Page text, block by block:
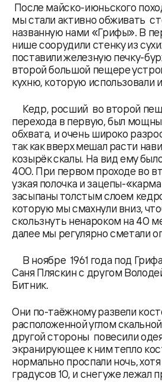
После майско-июньского
мы стали активно обживать
названную нами «Грифы». В
нише соорудили стенку из
поставили железную печку-
второй большой пещере
кухню, которую использовали
Кедр, росший во второй
перехода в первую, был
обхвата, и очень широко
так как вверх мешал расти
козырёк скалы. На вид ему
400. При первом проходе во
узкая полочка и зацепы-
засыпаны толстым слоем
которую мы смахнули вниз,
скользнуть ненароком на 40
далее мы регулярно сметали
В ноябре 1961 года под
Саня Пляскин с другом
Битник.
Они по-таёжному развели
расположенной углом
другой стороны повесили
экранирующее к ним тепло
нормально проспали ночь,
градусов 10, и снег уже лежал